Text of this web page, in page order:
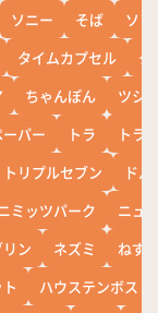
ソニー そば
ソ
タイムカプセル
タ
ちゃんぽん
ツシ
パー トラ
トラ
トリプルセブン
ド
ミッツパーク
ニュ
ン ネズミ
ねず
ハウステンボス